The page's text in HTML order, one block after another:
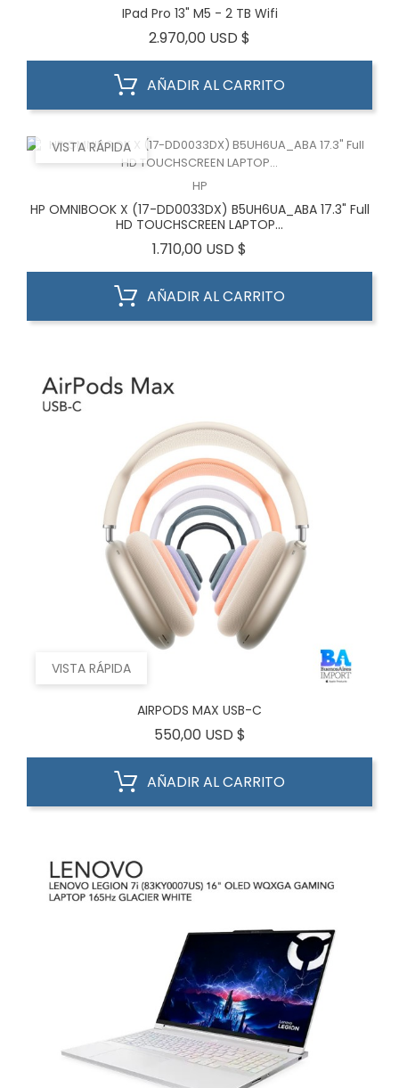
IPad Pro 13" M5 - 2 TB Wifi
2.970,00 USD $
AÑADIR AL CARRITO
VISTA RÁPIDA
HP
HP OMNIBOOK X (17-DD0033DX) B5UH6UA_ABA 17.3" Full
HD TOUCHSCREEN LAPTOP...
1.710,00 USD $
AÑADIR AL CARRITO
VISTA RÁPIDA
AIRPODS MAX USB-C
550,00 USD $
AÑADIR AL CARRITO